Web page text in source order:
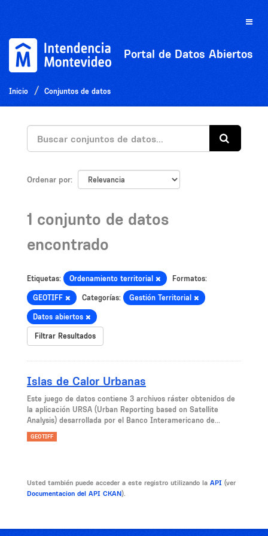
Toggle
Portal de Datos Abiertos
Inicio Conjuntos de datos
Ordenar por
1 conjunto de datos
encontrado
Etiquetas: Ordenamiento territorial Formatos:
GEOTIFF Categorías: Gestión Territorial
Datos abiertos
Filtrar Resultados
Islas de Calor Urbanas
Este juego de datos contiene 3 archivos ráster obtenidos de
la aplicación URSA (Urban Reporting based on Satellite
Analysis) desarrollada por el Banco Interamericano de...
GEOTIFF
Usted también puede acceder a este registro utilizando la API (ver
Documentacion del API CKAN).